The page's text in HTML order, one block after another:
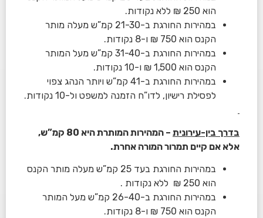
הוא 250 ₪ ללא נקודות.
במהירות החורגת ב-21-30 קמ”ש מעלה מותר
הקנס הוא 750 ₪ ו-8 נקודות.
במהירות החורגת ב-31-40 קמ”ש מעל המותר
הקנס הוא 1,500 ₪ ו-10 נקודות.
במהירות החורגת ב-41 קמ”ש ויותר הנהג צפוי
לפסילת רישיון, לדו”ח הזמנה למשפט ול-10 נקודות.
בדרך בין-עירונית
– המהירות המותרת היא 80 קמ”ש,
אלא אם קיים תמרור המורה אחרת.
במהירות החורגת בעד 25 קמ”ש מעלה מותר הקנס
הוא 250 ₪ ללא נקודות .
במהירות החורגת ב-26-40 קמ”ש מעל המותר
הקנס הוא 750 ₪ ו-8 נקודות.